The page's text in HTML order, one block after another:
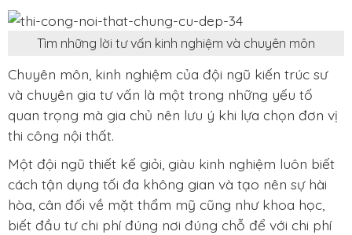
Tìm những lời tư vấn kinh nghiệm và chuyên môn
Chuyên môn, kinh nghiệm của đội ngũ kiến ​​trúc sư
và chuyên gia tư vấn là một trong những yếu tố
quan trọng mà gia chủ nên lưu ý khi lựa chọn đơn vị
thi công nội thất.
Một đội ngũ thiết kế giỏi, giàu kinh nghiệm luôn biết
cách tận dụng tối đa không gian và tạo nên sự hài
hòa, cân đối về mặt thẩm mỹ cũng như khoa học,
biết đầu tư chi phí đúng nơi đúng chỗ để với chi phí